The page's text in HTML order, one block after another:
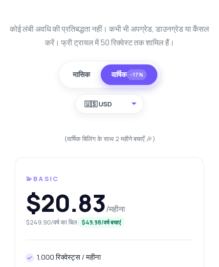
कोई लंबी अवधि की प्रतिबद्धता नहीं। कभी भी अपग्रेड, डाउनग्रेड या कैंसल
करें। फ्री ट्रायल में 50 रिक्वेस्ट तक शामिल हैं।
मासिक वार्षिक −17%
🇺🇸 USD
(वार्षिक बिलिंग के साथ 2 महीने बचाएँ 🎉)
💫BASIC
$20.83/महीना
$249.90/वर्ष का बिल $49.98/वर्ष बचाएं
1,000 रिक्वेस्ट्स / महीना